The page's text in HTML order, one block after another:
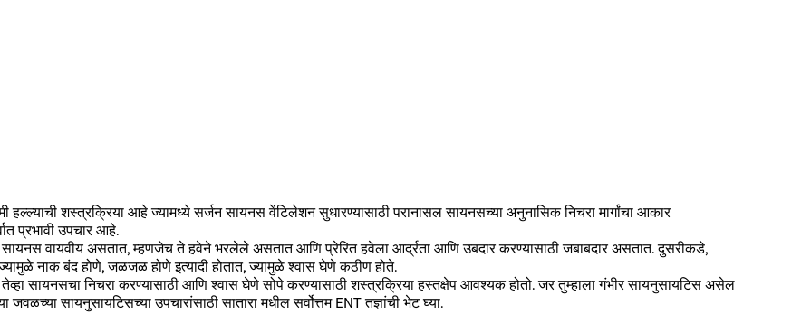
शस्त्रक्रिया आहे ज्यामध्ये सर्जन सायनस वेंटिलेशन सुधारण्यासाठी परानासल सायनसच्या अनुनासिक निचरा मार्गांचा आकार
प्रभावी उपचार आहे.
वायवीय असतात, म्हणजेच ते हवेने भरलेले असतात आणि प्रेरित हवेला आर्द्रता आणि उबदार करण्यासाठी जबाबदार असतात. दुसरीकडे,
नाक बंद होणे, जळजळ होणे इत्यादी होतात, ज्यामुळे श्वास घेणे कठीण होते.
सायनसचा निचरा करण्यासाठी आणि श्वास घेणे सोपे करण्यासाठी शस्त्रक्रिया हस्तक्षेप आवश्यक होतो. जर तुम्हाला गंभीर सायनुसायटिस असेल
सायनुसायटिसच्या उपचारांसाठी सातारा मधील सर्वोत्तम ENT तज्ञांची भेट घ्या.